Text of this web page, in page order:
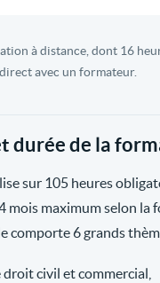
à distance, dont 16
direct avec un formateur.
durée de la
sur 105 heures
mois maximum selon la
comporte 6 grands
droit civil et commercial,